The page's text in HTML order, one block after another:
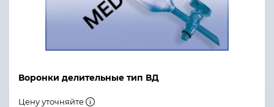
Воронки делительные тип ВД
Цену уточняйте